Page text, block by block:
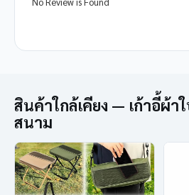
สินค้าใกล้เคียง — เก้าอี้ผ้า
สนาม